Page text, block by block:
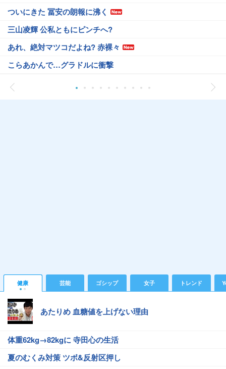
ついにきた 冨安の朗報に沸く
三山凌輝 公私ともにピンチへ?
あれ、絶対マツコだよね? 赤裸々
こらあかんで…グラドルに衝撃
健康 芸能 ゴシップ 女子 トレンド
あたりめ 血糖値を上げない理由
体重62kg→82kgに 寺田心の生活
夏のむくみ対策 ツボ&反射区押し